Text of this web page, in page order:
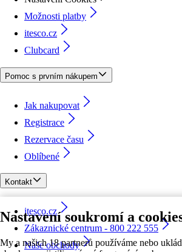
Nastavení soukromí a
My a našich 18 partnerů používáme nebo
Možnosti platby
itesco.cz
Clubcard
Pomoc s prvním nákupem
Jak nakupovat
Registrace
Rezervace času
Oblíbené
Kontakt
itesco.cz
Zákaznické centrum - 800 222 555
Naše obchody